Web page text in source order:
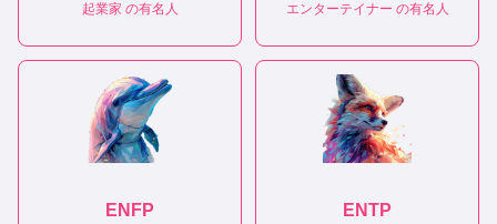
起業家 の有名人 エンターテイナー の有名人
ENFP ENTP